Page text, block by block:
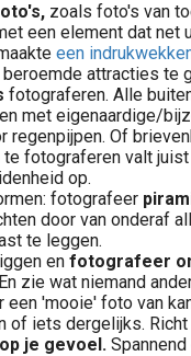
zoals foto's van
een element dat net
een
attracties te
fotograferen. Alle
met eigenaardige/
regenpijpen. Of
fotograferen valt
op.
fotografeer
door van onderaf
te leggen.
en fotografeer
zie wat niemand
een 'mooie' foto van
of iets dergelijks.
op je gevoel.